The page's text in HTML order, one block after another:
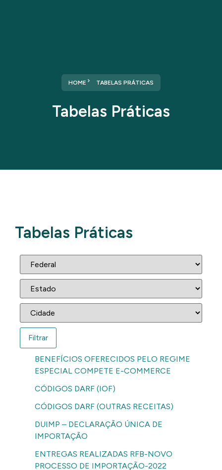
HOME TABELAS PRÁTICAS
Tabelas Práticas
Tabelas Práticas
BENEFÍCIOS OFERECIDOS PELO REGIME
ESPECIAL COMPETE E-COMMERCE
CÓDIGOS DARF (IOF)
CÓDIGOS DARF (OUTRAS RECEITAS)
DUIMP – DECLARAÇÃO ÚNICA DE
IMPORTAÇÃO
ENTREGAS REALIZADAS RFB-NOVO
PROCESSO DE IMPORTAÇÃO-2022